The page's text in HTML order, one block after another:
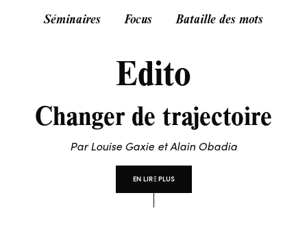
Séminaires Focus Bataille des mots
Edito
Changer de trajectoire
Par Louise Gaxie et Alain Obadia
EN LIRE PLUS